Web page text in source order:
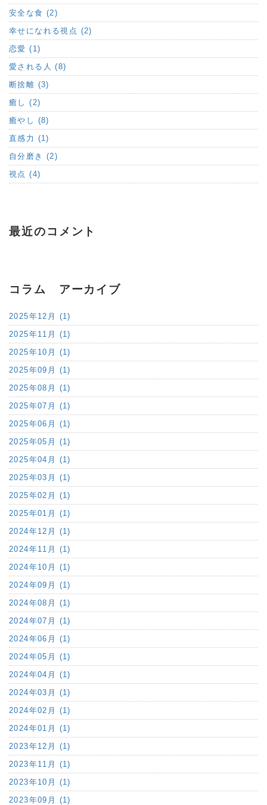
安全な食 (2)
幸せになれる視点 (2)
恋愛 (1)
愛される人 (8)
断捨離 (3)
癒し (2)
癒やし (8)
直感力 (1)
自分磨き (2)
視点 (4)
最近のコメント
コラム アーカイブ
2025年12月 (1)
2025年11月 (1)
2025年10月 (1)
2025年09月 (1)
2025年08月 (1)
2025年07月 (1)
2025年06月 (1)
2025年05月 (1)
2025年04月 (1)
2025年03月 (1)
2025年02月 (1)
2025年01月 (1)
2024年12月 (1)
2024年11月 (1)
2024年10月 (1)
2024年09月 (1)
2024年08月 (1)
2024年07月 (1)
2024年06月 (1)
2024年05月 (1)
2024年04月 (1)
2024年03月 (1)
2024年02月 (1)
2024年01月 (1)
2023年12月 (1)
2023年11月 (1)
2023年10月 (1)
2023年09月 (1)